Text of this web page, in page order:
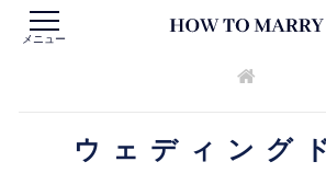
メニュー
ウェディング